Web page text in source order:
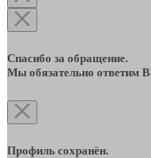
Спасибо за обращение.
Мы обязательно ответим
Профиль сохранён.